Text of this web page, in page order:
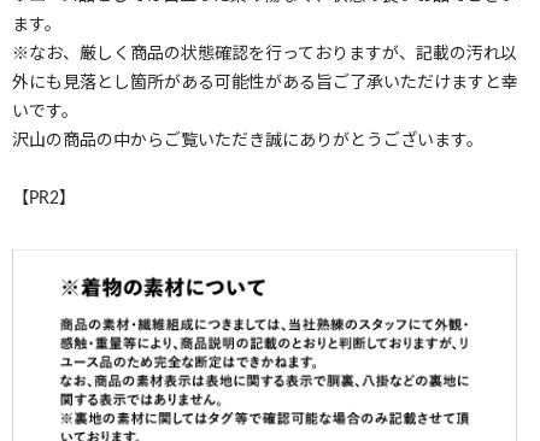
ます。
※なお、厳しく商品の状態確認を行っておりますが、記載の汚れ以
外にも見落とし箇所がある可能性がある旨ご了承いただけますと幸
いです。
沢山の商品の中からご覧いただき誠にありがとうございます。
【PR2】